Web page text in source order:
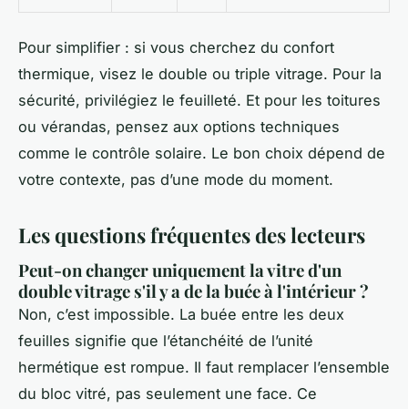
Pour simplifier : si vous cherchez du confort
thermique, visez le double ou triple vitrage. Pour la
sécurité, privilégiez le feuilleté. Et pour les toitures
ou vérandas, pensez aux options techniques
comme le contrôle solaire. Le bon choix dépend de
votre contexte, pas d’une mode du moment.
Les questions fréquentes des lecteurs
Peut-on changer uniquement la vitre d'un
double vitrage s'il y a de la buée à l'intérieur ?
Non, c’est impossible. La buée entre les deux
feuilles signifie que l’étanchéité de l’unité
hermétique est rompue. Il faut remplacer l’ensemble
du bloc vitré, pas seulement une face. Ce